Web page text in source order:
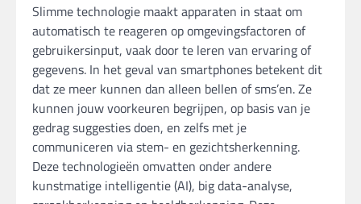
Slimme technologie maakt apparaten in staat om
automatisch te reageren op omgevingsfactoren of
gebruikersinput, vaak door te leren van ervaring of
gegevens. In het geval van smartphones betekent dit
dat ze meer kunnen dan alleen bellen of sms’en. Ze
kunnen jouw voorkeuren begrijpen, op basis van je
gedrag suggesties doen, en zelfs met je
communiceren via stem- en gezichtsherkenning.
Deze technologieën omvatten onder andere
kunstmatige intelligentie (AI), big data-analyse,